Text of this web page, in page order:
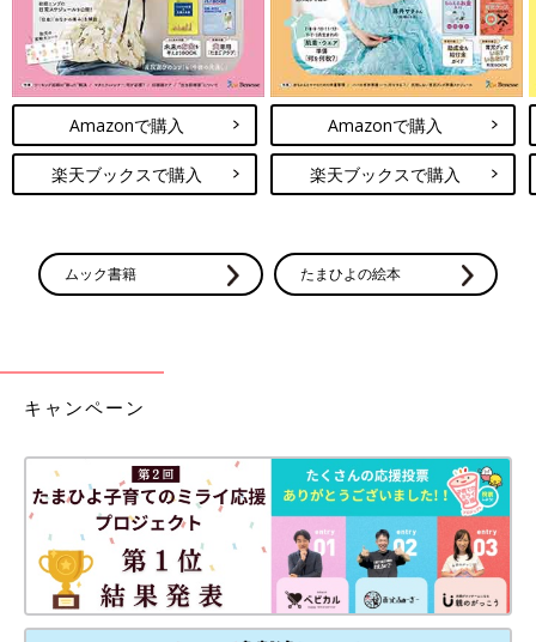
Amazonで購入
楽天ブックスで購入
Amazonで購入
楽天ブックスで購入
ムック書籍 たまひよの絵本
キャンペーン